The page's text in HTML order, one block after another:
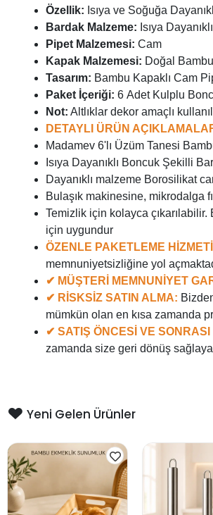
Özellik: Isıya ve Soğuğa
Bardak Malzeme: Isıya
Pipet Malzemesi: Cam
Kapak Malzemesi: Doğal Bambu
Tasarım: Bambu Kapaklı Cam
Paket İçeriği: 6 Adet Kulplu
Not: Altlıklar dekor amaçlı
DETAYLI ÜRÜN
Madamev 6'lı Üzüm Tanesi
Isıya Dayanıklı Boncuk Şekilli
Dayanıklı malzeme Borosilikat
Bulaşık makinesine, mikrodalga
Temizlik için kolayca
için uygundur
ÖZENLE PAKETLEME
memnuniyetsizliğine yol
✔ MÜŞTERİ MEMNUNİYET
✔ RİSKSİZ SATIN ALMA:
mümkün olan en kısa zamanda
✔ SATIŞ ÖNCESİ VE
zamanda size geri dönüş
Yeni Gelen Ürünler